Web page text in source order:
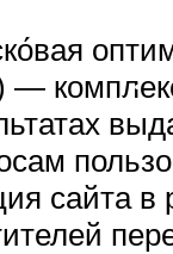
—
сайта в